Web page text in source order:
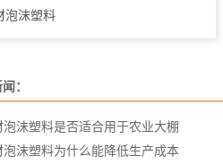
泡沫塑料
：
泡沫塑料是否适合用于农业大棚
泡沫塑料为什么能降低生产成本